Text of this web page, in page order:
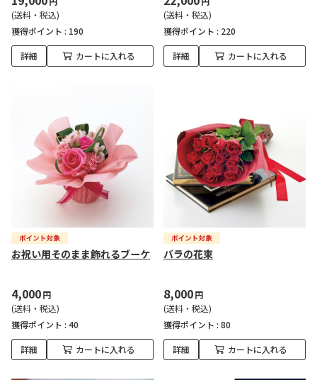
(送料・税込)
獲得ポイント : 190
詳細 カートに入れる
(送料・税込)
獲得ポイント : 220
詳細 カートに入れる
お祝い用そのまま飾れるブーケ
4,000円
(送料・税込)
獲得ポイント : 40
詳細 カートに入れる
バラの花束
8,000円
(送料・税込)
獲得ポイント : 80
詳細 カートに入れる